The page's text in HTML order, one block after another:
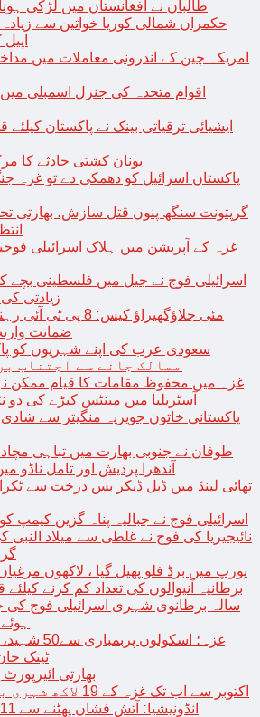
طالبان نے افغانستان میں لڑکی ہونا
حکمراں شمالی کوریا خواتین سے زیادہ
امریکہ چین کے اندرونی معاملات میں
اقوام متحدہ کی جنرل اسمبلی
ایشیائی ترقیاتی بینک نے پاکستان
یونان کشتی حادثے کا
پاکستان اسرائیل کو دھمکی دے تو غزہ
گرپتونت سنگھ پنوں قتل سازش، بھارتی
زیادتی
ضمانت
ممالک جانے سے اجتناب
غزہ میں محفوظ مقامات کا قیام ممکن
آسٹریلیا میں مینٹس کیڑے کی دو
پاکستانی خاتون جویریہ منگیتر سے شادی
طوفان نے جنوبی بھارت میں تباہی
آندھرا پردیش اور تامل ناڈو
اسرائیلی فوج نے جبالیہ پناہ گزین کیمپ
نائیجیریا کی فوج نے غلطی سے میلاد
گرا
یورپ میں برڈ فلو پھیل گیا ، لاکھوں
برطانیہ آنیوالوں کی تعداد کم کرنے
غزہ؛ اسکولوں
ٹینک
بھارتی
7 اکتوبر سے اب تک غزہ کے 19 لاکھ شہری بے گھر ہوگئے
انڈونیشیا: آتش فشاں پھٹنے سے 11 کوہ پیما ہلاک